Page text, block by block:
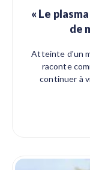
« Le
de
Atteinte d'un
raconte
continuer à